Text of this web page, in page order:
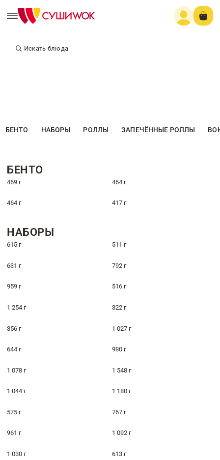
Искать блюда
БЕНТО НАБОРЫ РОЛЛЫ ЗАПЕЧЁННЫЕ РОЛЛЫ
БЕНТО
469 г 464 г
464 г 417 г
НАБОРЫ
615 г 511 г
631 г 792 г
959 г 516 г
1 254 г 322 г
356 г 1 027 г
644 г 980 г
1 078 г 1 548 г
1 044 г 1 180 г
575 г 767 г
961 г 1 092 г
1 030 г 613 г